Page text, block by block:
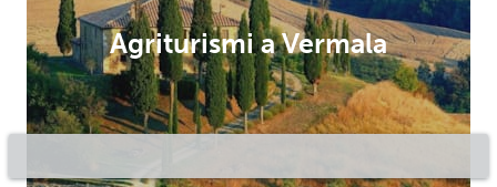
Agriturismi a Vermala